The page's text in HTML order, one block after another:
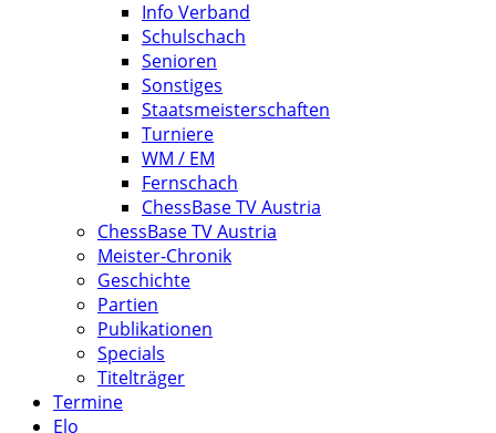
Info Verband
Schulschach
Senioren
Sonstiges
Staatsmeisterschaften
Turniere
WM / EM
Fernschach
ChessBase TV Austria
ChessBase TV Austria
Meister-Chronik
Geschichte
Partien
Publikationen
Specials
Titelträger
Termine
Elo